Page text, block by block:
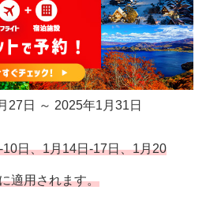
日 ～ 2025年1月31日
日、1月14日-17日、1月20
適用されます。